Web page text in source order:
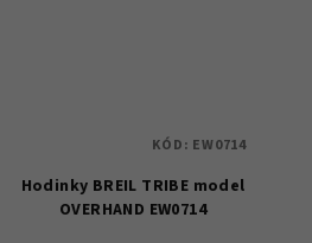
Hodinky BREIL TRIBE model
OVERHAND EW0714
KÓD: EW0714